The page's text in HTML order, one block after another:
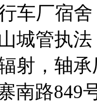
车厂宿
城管执
射，轴
南路849